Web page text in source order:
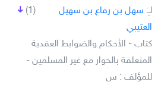
(1) لـِ: سهل بن رفاع بن سهيل
العتيبي
كتاب - الأحكام والضوابط العقدية
المتعلقة بالحوار مع غير المسلمين -
للمؤلف : س